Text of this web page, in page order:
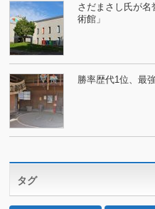
さだまさし氏が
術館」
勝率歴代1位、最
タグ